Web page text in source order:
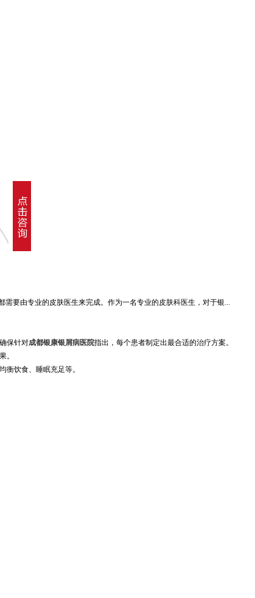
要由专业的皮肤医生来完成。作为一名专业的皮肤科医生，对于银...
保针对成都银康银屑病医院指出，每个患者制定出最合适的治疗方案。
。
衡饮食、睡眠充足等。